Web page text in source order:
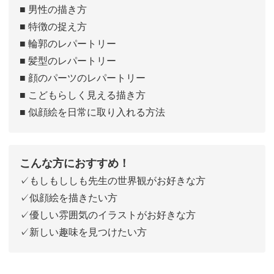
■ 男性の描き方
■ 特徴の捉え方
■ 輪郭のレパートリー
■ 髪型のレパートリー
■ 顔のパーツのレパートリー
■ こどもらしく見える描き方
■ 似顔絵を日常に取り入れる方法
こんな方におすすめ！
✓もしもししも先生の世界観がお好きな方
✓似顔絵を描きたい方
✓優しい雰囲気のイラストがお好きな方
✓新しい趣味を見つけたい方